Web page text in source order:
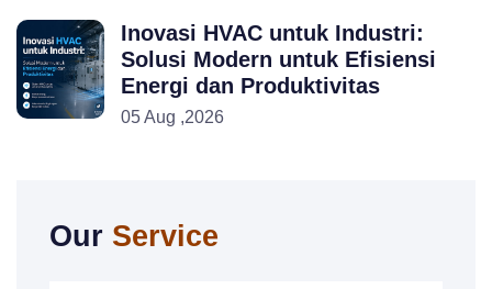
Inovasi HVAC untuk Industri:
Solusi Modern untuk Efisiensi
Energi dan Produktivitas
05 Aug ,2026
Our Service